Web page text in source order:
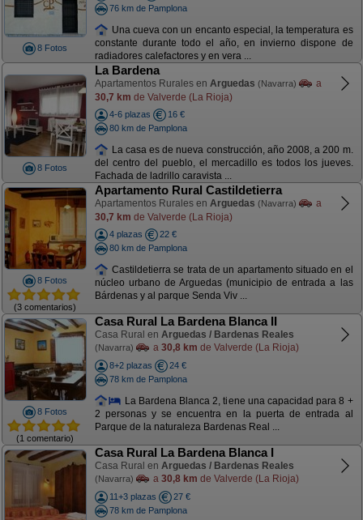
8 Fotos
76 km de Pamplona
Una cueva con un encanto especial, la temperatura es
constante durante todo el año, en invierno dispone de
radiadores calefactores y en vera ...
8 Fotos
La Bardena
Apartamentos Rurales en Arguedas (Navarra)
a
30,7 km de Valverde (La Rioja)
4-6 plazas
16 €
80 km de Pamplona
La casa es de nueva construcción, año 2008, a 200 m.
del centro del pueblo, el mercadillo es todos los jueves.
Fachada de ladrillo caravista ...
8 Fotos
(3 comentarios)
Apartamento Rural Castildetierra
Apartamentos Rurales en Arguedas (Navarra)
a
30,7 km de Valverde (La Rioja)
4 plazas
22 €
80 km de Pamplona
Castildetierra se trata de un apartamento situado en el
núcleo urbano de Arguedas (municipio de entrada a las
Bárdenas y al parque Senda Viv ...
8 Fotos
(1 comentario)
Casa Rural La Bardena Blanca II
Casa Rural en Arguedas / Bardenas Reales
(Navarra) a 30,8 km de Valverde (La Rioja)
8+2 plazas
24 €
78 km de Pamplona
La Bardena Blanca 2, tiene una capacidad para 8 +
2 personas y se encuentra en la puerta de entrada al
Parque de la naturaleza Bardenas Real ...
Casa Rural La Bardena Blanca I
Casa Rural en Arguedas / Bardenas Reales
(Navarra) a 30,8 km de Valverde (La Rioja)
11+3 plazas
27 €
78 km de Pamplona